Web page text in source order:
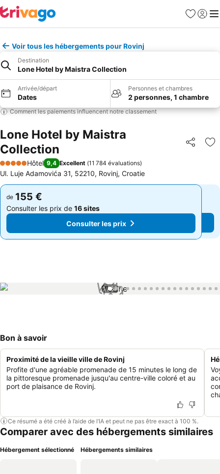
Favoris
Se
Voir tous les hébergements pour Rovinj
Destination
Lone Hotel by Maistra Collection
Arrivée/départ
Dates
Personnes et chambres
2 personnes, 1 chambre
Comment les paiements influencent notre classement
Lone Hotel by Maistra
Collection
Partager
5 Étoiles
Hôtel 9,4 Excellent (11 784 évaluations)
Ul. Luje Adamovića 31, 52210, Rovinj, Croatie
de 155 €
Consulter les prix de 16 sites
Consulter les prix
de 155 €
Consulter les prix de 16 sites
Consulter les prix
1 / 89
Bon à savoir
Proximité de la vieille ville de Rovinj
Profite d'une agréable promenade de 15 minutes le long de
la pittoresque promenade jusqu'au centre-ville coloré et au
port de plaisance de Rovinj.
Ce résumé a été créé à l’aide de l’IA et peut ne pas être exact à 100 %.
Comparer avec des hébergements similaires
Hébergement sélectionné Hébergements similaires